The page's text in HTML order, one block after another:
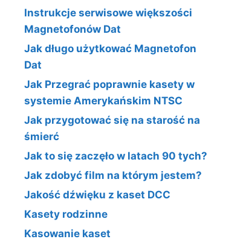
Instrukcje serwisowe większości
Magnetofonów Dat
Jak długo użytkować Magnetofon
Dat
Jak Przegrać poprawnie kasety w
systemie Amerykańskim NTSC
Jak przygotować się na starość na
śmierć
Jak to się zaczęło w latach 90 tych?
Jak zdobyć film na którym jestem?
Jakość dźwięku z kaset DCC
Kasety rodzinne
Kasowanie kaset